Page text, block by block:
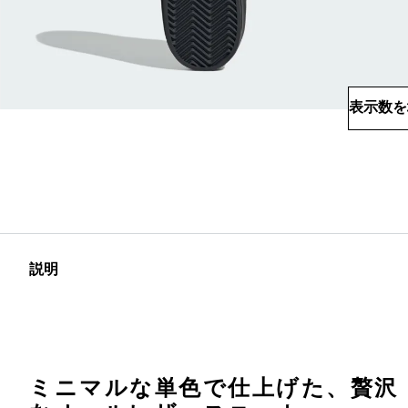
表示数
説明
ミニマルな単色で仕上げた、贅沢